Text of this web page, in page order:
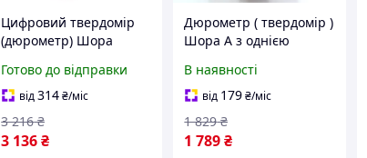
Цифровий твердомір
(дюрометр) Шора
100
Готово до відправки
від314₴/міс
3 136₴
3 216 ₴
Дюрометр ( твердомір )
Шора A з однією
шкала 0-100 НА
В наявності
від 179₴/міс
1 789₴
1 829 ₴